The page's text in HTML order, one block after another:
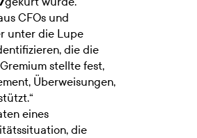
CFOs und
unter die Lupe
die die
stellte fest,
Überweisungen,
eines
die